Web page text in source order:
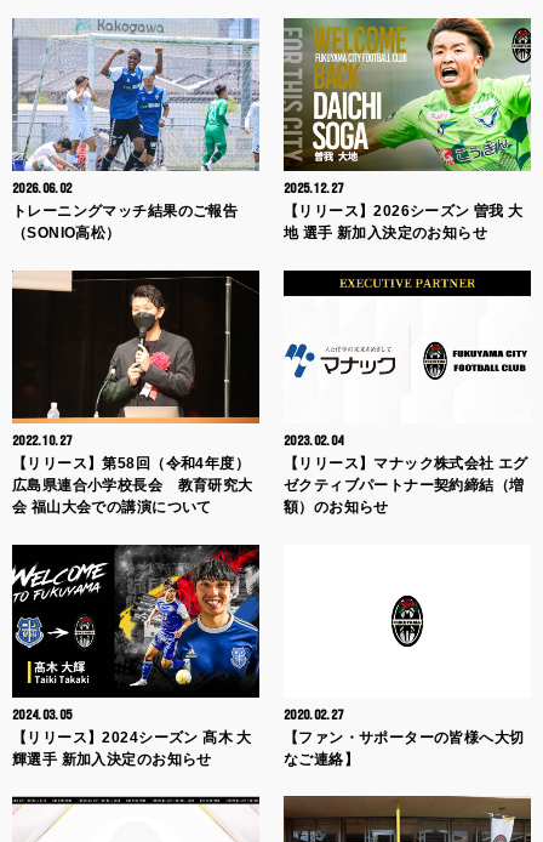
2026.06.02
トレーニングマッチ結果のご報告
（SONIO高松）
2025.12.27
【リリース】2026シーズン 曽我 大
地 選手 新加入決定のお知らせ
2022.10.27
【リリース】第58回（令和4年度）
広島県連合小学校長会 教育研究大
会 福山大会での講演について
2023.02.04
【リリース】マナック株式会社 エグ
ゼクティブパートナー契約締結（増
額）のお知らせ
2024.03.05
【リリース】2024シーズン 髙木 大
輝選手 新加入決定のお知らせ
2020.02.27
【ファン・サポーターの皆様へ大切
なご連絡】